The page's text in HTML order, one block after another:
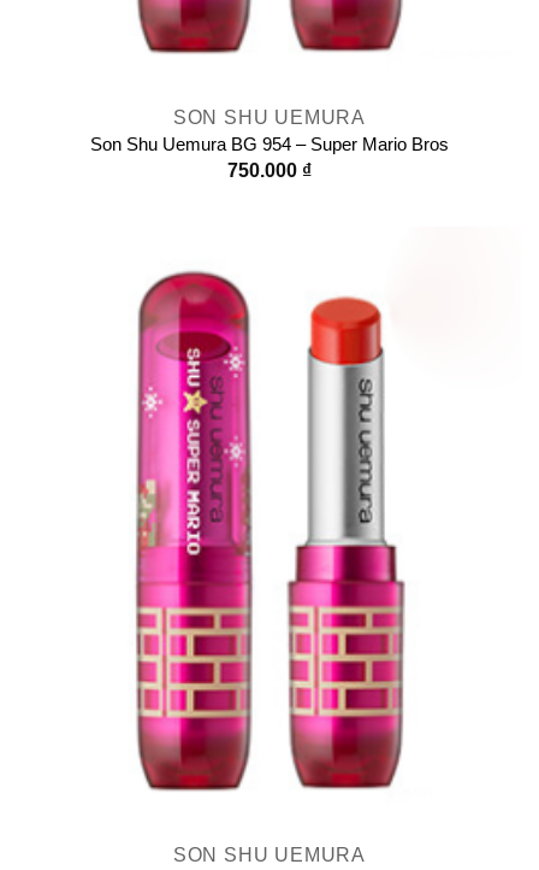
SON SHU UEMURA
Son Shu Uemura BG 954 – Super Mario Bros
750.000 ₫
SON SHU UEMURA